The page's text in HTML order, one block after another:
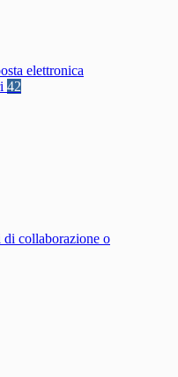
elettronica
42
collaborazione o